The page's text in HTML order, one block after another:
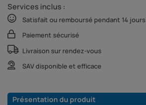
Services inclus :
Satisfait ou remboursé pendant 14 jours
Paiement sécurisé
Livraison sur rendez-vous
SAV disponible et efficace
Présentation du produit